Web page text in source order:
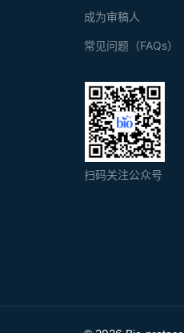
成为审稿人
常见问题（FAQs）
扫码关注公众号